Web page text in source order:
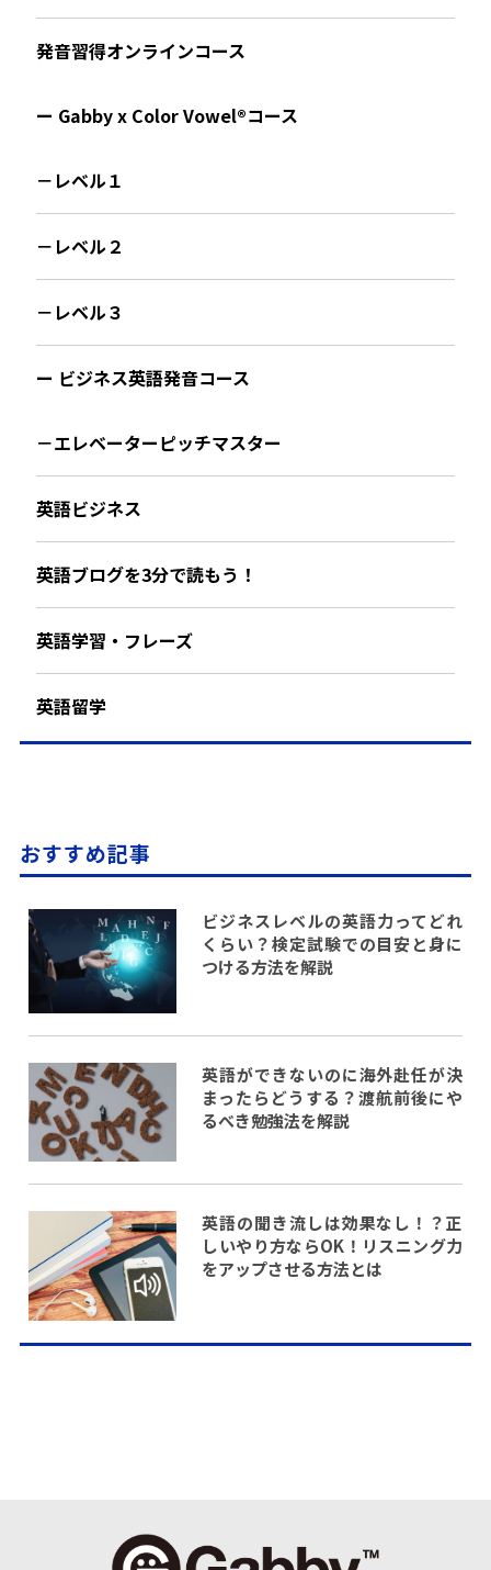
発音習得オンラインコース
ー Gabby x Color Vowel®︎コース
－レベル１
－レベル２
－レベル３
ー ビジネス英語発音コース
－エレベーターピッチマスター
英語ビジネス
英語ブログを3分で読もう！
英語学習・フレーズ
英語留学
おすすめ記事
ビジネスレベルの英語力ってどれ
くらい？検定試験での目安と身に
つける方法を解説
英語ができないのに海外赴任が決
まったらどうする？渡航前後にや
るべき勉強法を解説
英語の聞き流しは効果なし！？正
しいやり方ならOK！リスニング力
をアップさせる方法とは